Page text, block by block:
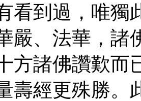
看到過，唯獨
嚴、法華，諸
方諸佛讚歎而
壽經更殊勝。